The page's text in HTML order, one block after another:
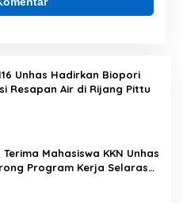
Unhas Hadirkan Biopori
Resapan Air di Rijang Pittu
Mahasiswa KKN Unhas
Program Kerja Selaras